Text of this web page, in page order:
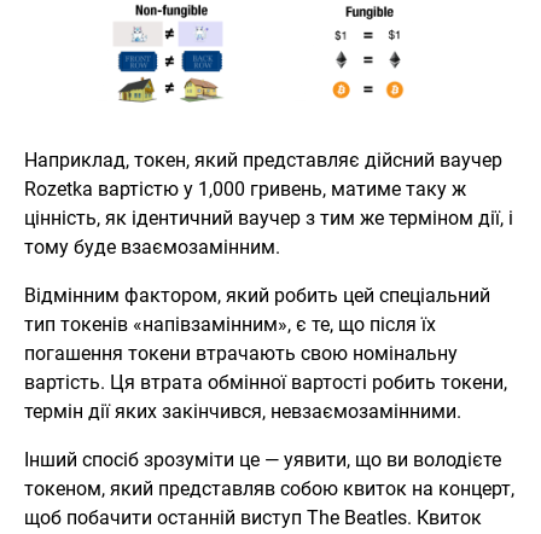
Наприклад, токен, який представляє дійсний ваучер
Rozetka вартістю у 1,000 гривень, матиме таку ж
цінність, як ідентичний ваучер з тим же терміном дії, і
тому буде взаємозамінним.
Відмінним фактором, який робить цей спеціальний
тип токенів «напівзамінним», є те, що після їх
погашення токени втрачають свою номінальну
вартість. Ця втрата обмінної вартості робить токени,
термін дії яких закінчився, невзаємозамінними.
Інший спосіб зрозуміти це — уявити, що ви володієте
токеном, який представляв собою квиток на концерт,
щоб побачити останній виступ The Beatles. Квиток